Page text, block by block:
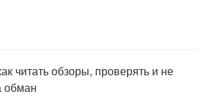
читать обзоры, проверять и не
обман